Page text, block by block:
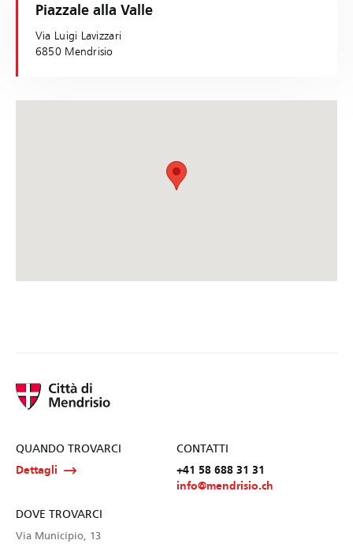
Piazzale alla Valle
Via Luigi Lavizzari
6850 Mendrisio
QUANDO TROVARCI
Dettagli
CONTATTI
+41 58 688 31 31
info@mendrisio.ch
DOVE TROVARCI
Via Municipio, 13